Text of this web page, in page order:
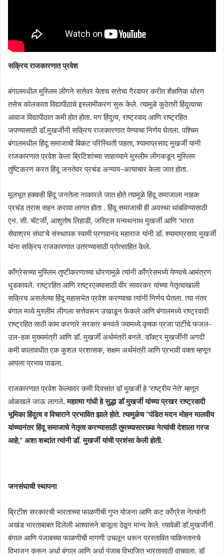
सक्रिय राजकारणात प्रवेश
बंगालमधील मुस्लिम लीगने सत्तेवर येताच सत्तेचा गैरवापर करीत शैक्षणिक धोरण
तसेच कोलकाता विद्यापीठाचे इस्लामीकरण सुरू केले. त्यामुळे कुठेतरी हिंदुत्वाचा
आवाज विद्यापीठात कमी होत होता. मग हिंदुत्व, राष्ट्रवाद आणि राष्ट्रहित
जपण्यासाठी डॉ.मुखर्जींनी सक्रिय राजकारणात येण्याचा निर्णय घेतला. पश्चिम
बंगालमधील हिंदू समाजाची बिकट परिस्थिती पाहता, श्यामाप्रसाद मुखर्जी यांनी
राजकारणात प्रवेश केला ब्रिटिशांच्या साहाय्याने मुस्लीम लीगकडून मुस्लिम
तुष्टिकरण करत हिंदू जनतेवर प्रचंड अन्याय-अत्याचार केला जात होता.
मूलभूत हक्कही हिंदू जनतेला नाकारले जात होते त्यामुळे हिंदू समाजाला नाहक
प्रचंड त्रास सहन करावा लागत होता . हिंदू समाजाची ही अवस्था थांबविण्यासाठी
एन. सी. चॅटर्जी, आशुतोष लिहाडी, जस्टिस मन्मथनाथ मुखर्जी आणि ‘भारत
सेवाश्रम संघा’चे संस्थापक स्वामी प्रणवानंद महाराज यांनी डॉ. श्यामाप्रसाद मुखर्जी
यांना सक्रिय राजकारणात उतरण्यासाठी प्रोत्साहित केले.
काँग्रेसच्या मुस्लिम तुष्टीकरणाच्या धोरणामुळे त्यांनी काँग्रेसमध्ये येण्याचे आमंत्रण
धुडकावले. राष्ट्रहित आणि राष्ट्रएक्यासाठी वीर सावरकर यांच्या नेतृत्वाखाली
सक्रिय असलेल्या हिंदू महासभेत प्रवेश करण्याचा त्यांनी निर्णय घेतला. त्या नंतर
बंगाल मध्ये मुस्लीम लीगला सत्तेवरून उखाडून फेकले आणि बंगालमध्ये राष्ट्रवादी
राष्ट्रहित साठी काम करणारे सरकार बनवले ज्यामध्ये कृषक प्रजा पार्टीचे फजल-
उल-हक मुख्यमंत्री आणि डॉ. मुखर्जी अर्थमंत्री बनले. डॉक्टर मुखर्जींनी अगदी
कमी कालावधीत एक कुशल प्रशासक, सक्षम अर्थमंत्री आणि प्रभावी वक्ता म्हणून
आपला प्रभाव पाडला.
राजकारणात प्रवेश केल्यावर कमी दिवसांत डॉ मुखर्जी हे ‘राष्ट्रीय नेते’ म्हणून
ओळखले जाऊ लागले. महात्मा गांधी हे सुद्धा डॉ मुखर्जी यांच्या प्रखर राष्ट्रवादी
भूमिका हिंदुत्व व विचाराने प्रभावित झाले होते. त्यामुळेच “पंडित मदन मोहन मालवीय
यांच्यानंतर हिंदू समाजाचे नेतृत्व करण्यासाठी तुमच्यासारख्या नेत्यांची देशाला गरज
आहे,” अशा शब्दांत त्यांनी डॉ. मुखर्जी यांची प्रशंसा केली होती.
जनसंघाची स्थापना
ब्रिटीश सरकारची भारताच्या फाळणीची गुप्त योजना आणि कट काँग्रेस नेत्यांनी
अखंड भारताबाबत दिलेली आश्वासने बाजूला ठेवून मान्य केले. त्यावेळी डॉ.मुखर्जींनी
बंगाल आणि पंजाबच्या फाळणीची मागणी उचलून धरून प्रस्तावित पाकिस्तानचे
विभाजन करून अर्धा बंगाल आणि अर्धा पंजाब विभाजित भारतासाठी वाचवला. डॉ